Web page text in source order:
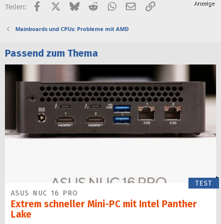
Teilen: FacebookX (Twitter)
BlueskyRedditWhatsApp
E-MailLink
Mainboards und CPUs: Probleme mit AMD
Passend zum Thema
TEST
ASUS NUC 16 PRO
Extrem schneller Mini-PC mit Intel Panther
Lake